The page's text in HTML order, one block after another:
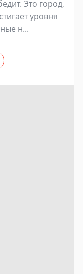
Это город,
уровня
н...